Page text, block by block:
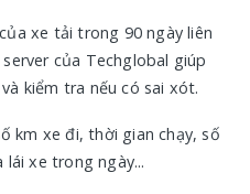
xe tải trong 90 ngày liên
của Techglobal giúp
kiểm tra nếu có sai xót.
km xe đi, thời gian chạy, số
xe trong ngày...